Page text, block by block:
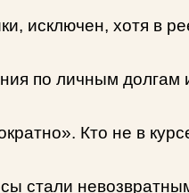
хотя в
по личным
Кто не в
стали